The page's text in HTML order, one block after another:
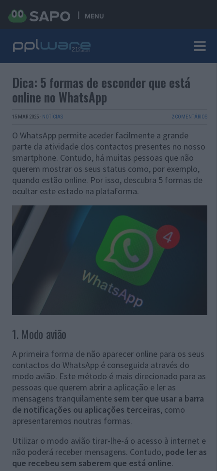
MENU
Dica: 5 formas de esconder que está
online no WhatsApp
15 MAR 2025 · NOTÍCIAS 2 COMENTÁRIOS
O WhatsApp permite aceder facilmente a grande
parte da atividade dos contactos presentes no nosso
smartphone. Contudo, há muitas pessoas que não
querem mostrar os seus status como, por exemplo,
quando estão online. Por isso, descubra 5 formas de
ocultar este estado na plataforma.
1. Modo avião
A primeira forma de não aparecer online para os seus
contactos do WhatsApp é conseguida através do
modo avião. Este método é mais direcionado para as
pessoas que querem abrir a aplicação e ler as
mensagens tranquilamente sem ter que usar a barra
de notificações ou aplicações terceiras, como
apresentaremos noutras formas.
Utilizar o modo avião tirar-lhe-á o acesso à internet e
não poderá receber mensagens. Contudo, pode ler as
que recebeu sem saberem que está online.